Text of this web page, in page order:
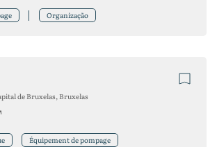
Organização
de Bruxelas, Bruxelas
Équipement de pompage